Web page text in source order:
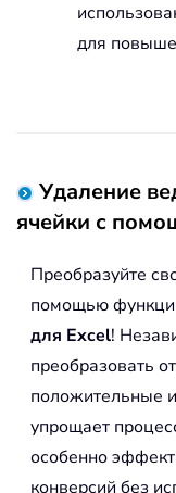
для
Удаление
ячейки с
Преобразуйте
помощью
для Excel!
преобразовать
положительные
упрощает
особенно
конверсий без